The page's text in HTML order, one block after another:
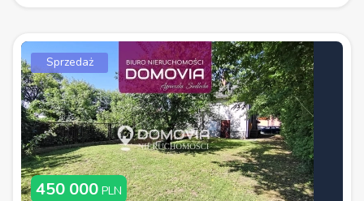
Sprzedaż
450 000 PLN